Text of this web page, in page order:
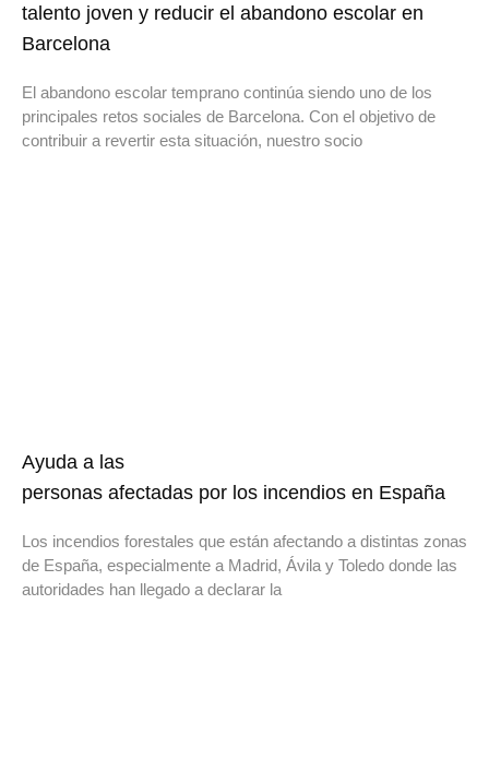
talento joven y reducir el abandono escolar en
Barcelona
El abandono escolar temprano continúa siendo uno de los
principales retos sociales de Barcelona. Con el objetivo de
contribuir a revertir esta situación, nuestro socio
Ayuda a las
personas afectadas por los incendios en España
Los incendios forestales que están afectando a distintas zonas
de España, especialmente a Madrid, Ávila y Toledo donde las
autoridades han llegado a declarar la